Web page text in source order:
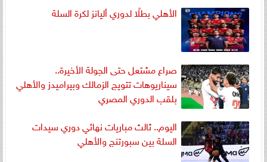
الأهلي بطلًا لدوري أليانز لكرة السلة
صراع مشتعل حتى الجولة الأخيرة..
سيناريوهات تتويج الزمالك وبيراميدز والأهلي
بلقب الدوري المصري
اليوم.. ثالث مباريات نهائي دوري سيدات
السلة بين سبورتنج والأهلي